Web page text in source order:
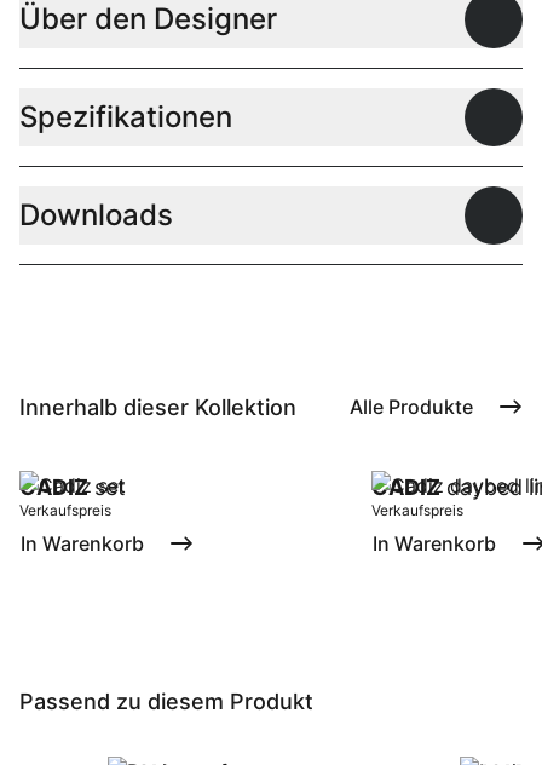
Über den Designer
Spezifikationen
Downloads
Innerhalb dieser Kollektion Alle Produkte
CADIZset
Verkaufspreis
In Warenkorb
CADIZdaybed
Verkaufspreis
In Warenkorb
Passend zu diesem Produkt